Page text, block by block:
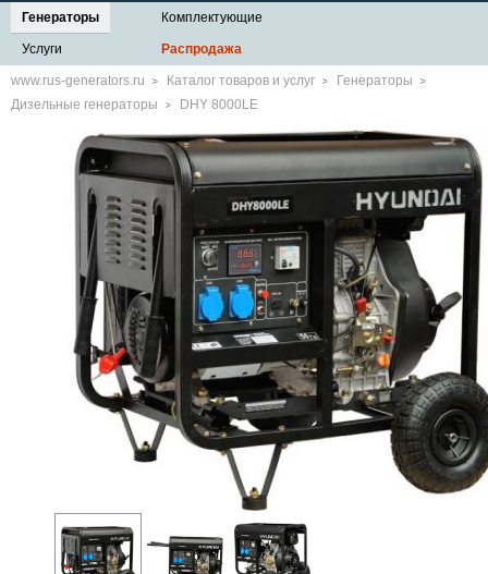
Генераторы Комплектующие
Услуги Распродажа
www.rus-generators.ru Каталог товаров и услуг
Генераторы
Дизельные генераторы
DHY 8000LE